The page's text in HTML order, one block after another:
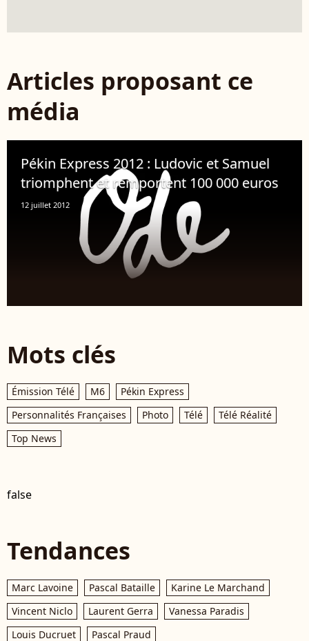
Articles proposant ce
média
Pékin Express 2012 : Ludovic et Samuel
triomphent et remportent 100 000 euros
12 juillet 2012
Mots clés
Émission Télé M6
Pékin Express
Personnalités Françaises
Photo Télé
Télé Réalité
Top News
false
Tendances
Marc Lavoine Pascal Bataille
Karine Le Marchand
Vincent Niclo
Laurent Gerra
Vanessa Paradis
Louis Ducruet
Pascal Praud